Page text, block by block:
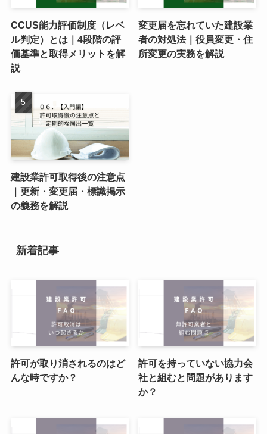
CCUS能力評価制度（レベ
ル判定）とは｜4段階の評
価基準と取得メリットを解
説
変更届を忘れていた建設業
者の対処法｜役員変更・住
所変更の実務を解説
建設業許可取得後の注意点
｜更新・変更届・標識掲示
の義務を解説
新着記事
許可が取り消されるのはど
んな時ですか？
許可を持っていない協力会
社と組むと問題があります
か？